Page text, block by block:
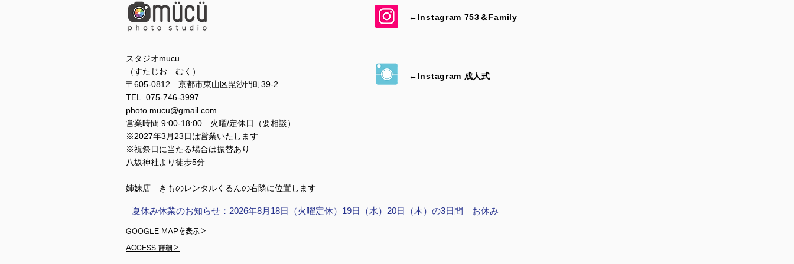
←Instagram 753＆​Family
スタジオmucu
（すたじお むく）
〒605-0812 京都市東山区毘沙門町39-2
TEL 075-746-3997
photo.mucu@gmail.com
営業時間 9:00-18:00 火曜/定休日（要相談）
※2027年3月23日は営業いたします
※祝祭日に当たる場合は振替あり
​​八坂神社より徒歩5分
姉妹店 きものレンタルくるんの右隣に位置します
←Instagram 成人式
夏休み休業のお知らせ：2026年8月18日（火曜定休）19日（水）20日（木）の3日間 お休み
GOOGLE MAPを表示＞
ACCESS 詳細＞